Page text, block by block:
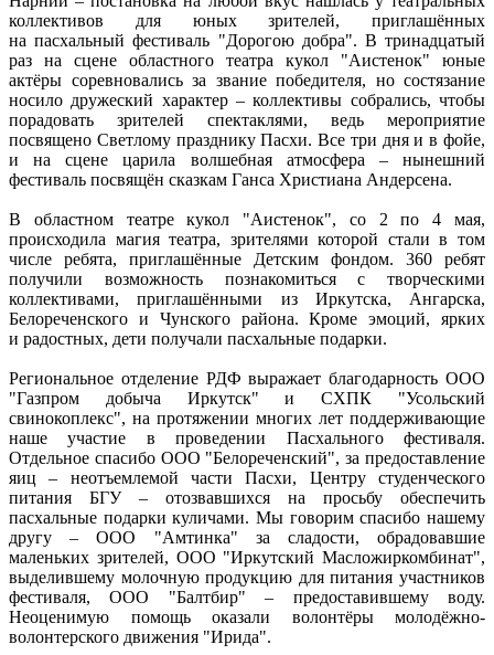
коллективов для юных зрителей, приглашённых
на пасхальный фестиваль "Дорогою добра". В тринадцатый
раз на сцене областного театра кукол "Аистенок" юные
актёры соревновались за звание победителя, но состязание
носило дружеский характер – коллективы собрались, чтобы
порадовать зрителей спектаклями, ведь мероприятие
посвящено Светлому празднику Пасхи. Все три дня и в фойе,
и на сцене царила волшебная атмосфера – нынешний
фестиваль посвящён сказкам Ганса Христиана Андерсена.
В областном театре кукол "Аистенок", со 2 по 4 мая,
происходила магия театра, зрителями которой стали в том
числе ребята, приглашённые Детским фондом. 360 ребят
получили возможность познакомиться с творческими
коллективами, приглашёнными из Иркутска, Ангарска,
Белореченского и Чунского района. Кроме эмоций, ярких
и радостных, дети получали пасхальные подарки.
Региональное отделение РДФ выражает благодарность ООО
"Газпром добыча Иркутск" и СХПК "Усольский
свинокоплекс", на протяжении многих лет поддерживающие
наше участие в проведении Пасхального фестиваля.
Отдельное спасибо ООО "Белореченский", за предоставление
яиц – неотъемлемой части Пасхи, Центру студенческого
питания БГУ – отозвавшихся на просьбу обеспечить
пасхальные подарки куличами. Мы говорим спасибо нашему
другу – ООО "Амтинка" за сладости, обрадовавшие
маленьких зрителей, ООО "Иркутский Масложиркомбинат",
выделившему молочную продукцию для питания участников
фестиваля, ООО "Балтбир" – предоставившему воду.
Неоценимую помощь оказали волонтёры молодёжно-
волонтерского движения "Ирида".